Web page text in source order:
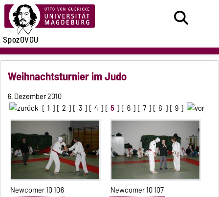
SpozOVGU
Weihnachtsturnier im Judo
6. Dezember 2010
[ 1 ] [ 2 ] [ 3 ] [ 4 ] [ 5 ] [ 6 ] [ 7 ] [ 8 ] [ 9 ]
Newcomer 10 106 Newcomer 10 107